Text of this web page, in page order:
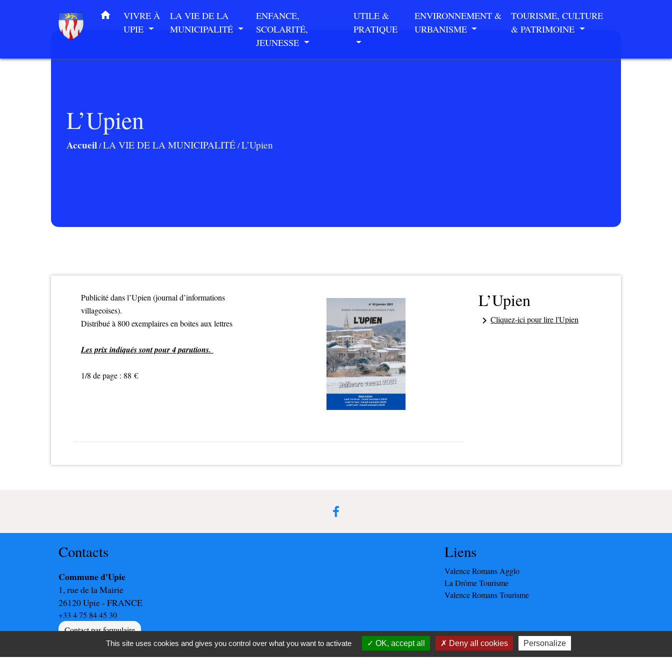
home
VIVRE À
UPIE
LA VIE DE LA
MUNICIPALITÉ
ENFANCE,
SCOLARITÉ,
JEUNESSE
UTILE &
PRATIQUE
ENVIRONNEMENT &
URBANISME
TOURISME, CULTURE
& PATRIMOINE
L’Upien
Accueil/LA VIE DE LA MUNICIPALITÉ/L’Upien
Publicité dans l’Upien (journal d’informations
villageoises).
Distribué à 800 exemplaires en boites aux lettres
Les prix indiqués sont pour 4 parutions.
1/8 de page : 88 €
L’Upien
keyboard_arrow_right Cliquez-ici pour lire l'Upien
Contacts
Commune d'Upie
1, rue de la Mairie
26120 Upie - FRANCE
+33 4 75 84 45 30
Contact par formulaire
Liens
Valence Romans Agglo
La Drôme Tourisme
Valence Romans Tourisme
This site uses cookies and gives you control over what you want to activate OK, accept all Deny all cookies Personalize